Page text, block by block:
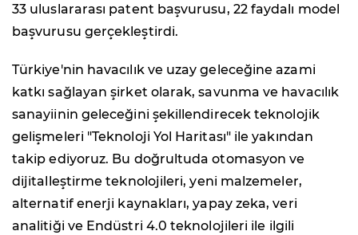
33 uluslararası patent başvurusu, 22 faydalı model
başvurusu gerçekleştirdi.
Türkiye'nin havacılık ve uzay geleceğine azami
katkı sağlayan şirket olarak, savunma ve havacılık
sanayiinin geleceğini şekillendirecek teknolojik
gelişmeleri "Teknoloji Yol Haritası" ile yakından
takip ediyoruz. Bu doğrultuda otomasyon ve
dijitalleştirme teknolojileri, yeni malzemeler,
alternatif enerji kaynakları, yapay zeka, veri
analitiği ve Endüstri 4.0 teknolojileri ile ilgili